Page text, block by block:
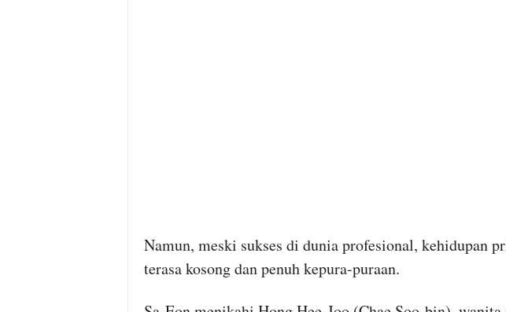
Namun, meski sukses di dunia profesional, kehidupan
terasa kosong dan penuh kepura-puraan.